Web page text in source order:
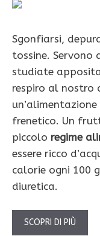
Sgonfiarsi,
tossine. Servono
studiate
respiro al nostro
frenetico. Un
piccolo regime
essere ricco
calorie ogni 100
diuretica.
SCOPRI DI PIÙ